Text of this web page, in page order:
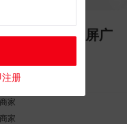
室内高清大屏广
家
家
注册